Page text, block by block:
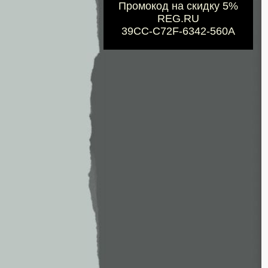
Промокод на скидку 5%
REG.RU
39CC-C72F-6342-560A